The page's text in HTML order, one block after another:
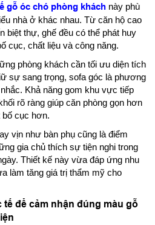
gỗ óc chó phòng khách này phù
nhà ở khác nhau. Từ căn hộ cao
biệt thự, ghế đều có thể phát huy
cục, chất liệu và công năng.
phòng khách cần tối ưu diện tích
sự sang trọng, sofa góc là phương
Khả năng gom khu vực tiếp
rõ ràng giúp căn phòng gọn hơn
cục hơn.
vịn như bàn phụ cũng là điểm
gia chủ thích sự tiện nghi trong
Thiết kế này vừa đáp ứng nhu
làm tăng giá trị thẩm mỹ cho
tế để cảm nhận đúng màu gỗ